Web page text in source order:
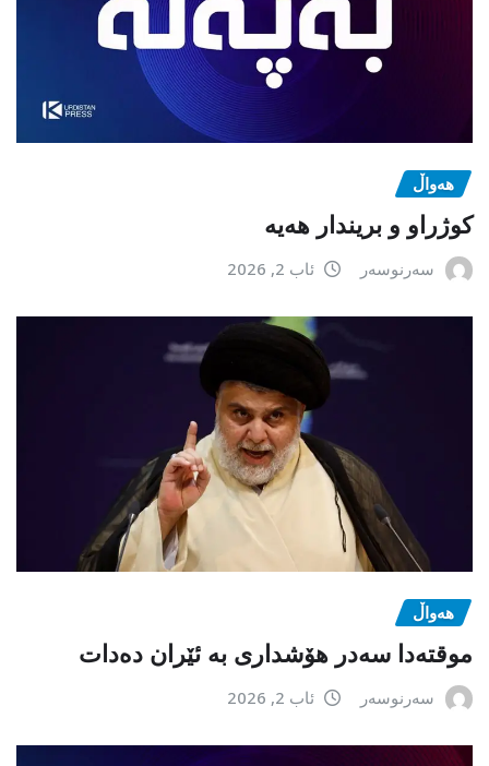
هەواڵ
كوژراو و بریندار هەیە
سەرنوسەر ئاب 2, 2026
هەواڵ
موقتەدا سەدر هۆشداری بە ئێران دەدات
سەرنوسەر ئاب 2, 2026